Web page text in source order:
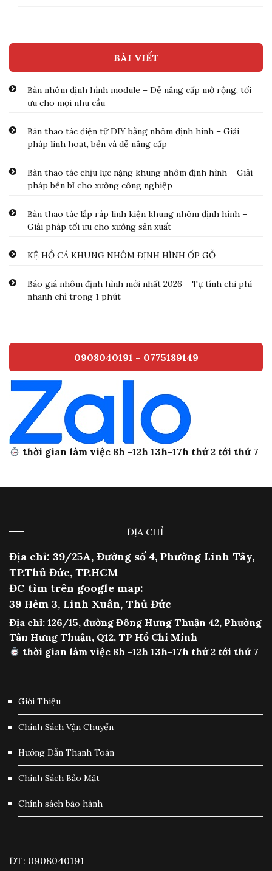
BÀI VIẾT
Bàn nhôm định hình module – Dễ nâng cấp mở rộng, tối
ưu cho mọi nhu cầu
Bàn thao tác điện tử DIY bằng nhôm định hình – Giải
pháp linh hoạt, bền và dễ nâng cấp
Bàn thao tác chịu lực nặng khung nhôm định hình – Giải
pháp bền bỉ cho xưởng công nghiệp
Bàn thao tác lắp ráp linh kiện khung nhôm định hình –
Giải pháp tối ưu cho xưởng sản xuất
KỆ HỒ CÁ KHUNG NHÔM ĐỊNH HÌNH ỐP GỖ
Báo giá nhôm định hình mới nhất 2026 – Tự tính chi phí
nhanh chỉ trong 1 phút
0908040191 – 0775189149
thời gian làm việc 8h -12h 13h-17h thứ 2 tới thứ 7
ĐỊA CHỈ
Địa chỉ: 39/25A, Đường số 4, Phường Linh Tây,
TP.Thủ Đức, TP.HCM
ĐC tìm trên google map:
39 Hẻm 3, Linh Xuân, Thủ Đức
Địa chỉ: 126/15, đường Đông Hưng Thuận 42, Phường
Tân Hưng Thuận, Q12, TP Hồ Chí Minh
thời gian làm việc 8h -12h 13h-17h thứ 2 tới thứ 7
Giới Thiệu
Chính Sách Vận Chuyển
Hướng Dẫn Thanh Toán
Chính Sách Bảo Mật
Chính sách bảo hành
ĐT: 0908040191